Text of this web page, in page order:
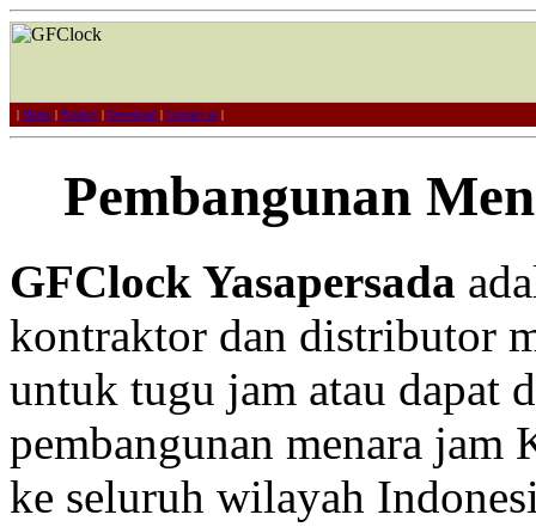
| Home | Product | Download | Contact us |
Pembangunan
GFClock Yasapersada
kontraktor dan distributor
untuk tugu jam atau dapat
pembangunan menara
ke seluruh wilayah